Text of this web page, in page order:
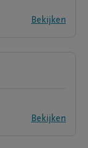
Bekijken
Bekijken